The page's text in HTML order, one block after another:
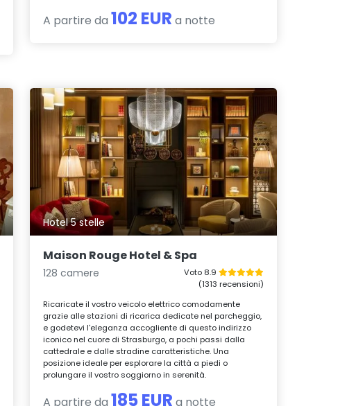
A partire da 102 EUR a notte
Hotel 5 stelle
Maison Rouge Hotel & Spa
128 camere
Voto 8.9
(1313 recensioni)
Ricaricate il vostro veicolo elettrico comodamente
grazie alle stazioni di ricarica dedicate nel parcheggio,
e godetevi l'eleganza accogliente di questo indirizzo
iconico nel cuore di Strasburgo, a pochi passi dalla
cattedrale e dalle stradine caratteristiche. Una
posizione ideale per esplorare la città a piedi o
prolungare il vostro soggiorno in serenità.
A partire da 185 EUR a notte